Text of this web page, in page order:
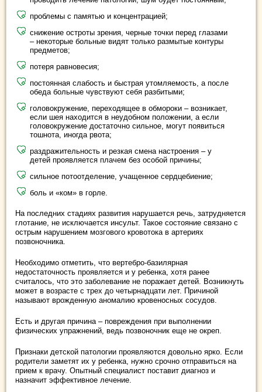
проблемы с памятью и концентрацией;
снижение остроты зрения, черные точки перед глазами
– некоторые больные видят только размытые контуры
предметов;
потеря равновесия;
постоянная слабость и быстрая утомляемость, а после
обеда больные чувствуют себя разбитыми;
головокружение, переходящее в обмороки – возникает,
если шея находится в неудобном положении, а если
головокружение достаточно сильное, могут появиться
тошнота, иногда рвота;
раздражительность и резкая смена настроения – у
детей проявляется плачем без особой причины;
сильное потоотделение, учащенное сердцебиение;
боль и «ком» в горле.
На последних стадиях развития нарушается речь, затрудняется
глотание, не исключается инсульт. Такое состояние связано с
острым нарушением мозгового кровотока в артериях
позвоночника.
Необходимо отметить, что вертебро-базилярная
недостаточность проявляется и у ребенка, хотя ранее
считалось, что это заболевание не поражает детей. Возникнуть
может в возрасте с трех до четырнадцати лет. Причиной
называют врожденную аномалию кровеносных сосудов.
Есть и другая причина – повреждения при выполнении
физических упражнений, ведь позвоночник еще не окреп.
Признаки детской патологии проявляются довольно ярко. Если
родители заметят их у ребенка, нужно срочно отправиться на
прием к врачу. Опытный специалист поставит диагноз и
назначит эффективное лечение.